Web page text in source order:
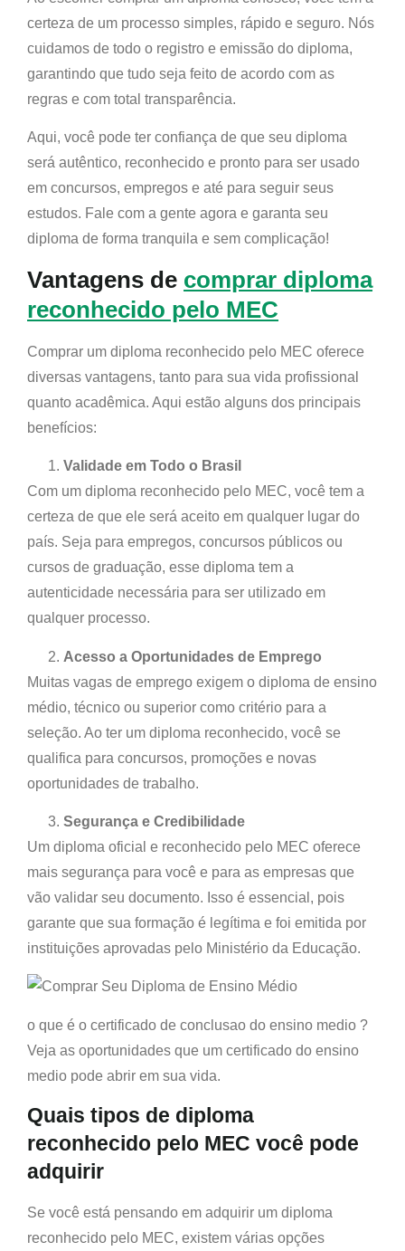
certeza de um processo simples, rápido e seguro. Nós
cuidamos de todo o registro e emissão do diploma,
garantindo que tudo seja feito de acordo com as
regras e com total transparência.
Aqui, você pode ter confiança de que seu diploma
será autêntico, reconhecido e pronto para ser usado
em concursos, empregos e até para seguir seus
estudos. Fale com a gente agora e garanta seu
diploma de forma tranquila e sem complicação!
Vantagens de comprar diploma
reconhecido pelo MEC
Comprar um diploma reconhecido pelo MEC oferece
diversas vantagens, tanto para sua vida profissional
quanto acadêmica. Aqui estão alguns dos principais
benefícios:
Validade em Todo o Brasil
Com um diploma reconhecido pelo MEC, você tem a
certeza de que ele será aceito em qualquer lugar do
país. Seja para empregos, concursos públicos ou
cursos de graduação, esse diploma tem a
autenticidade necessária para ser utilizado em
qualquer processo.
Acesso a Oportunidades de Emprego
Muitas vagas de emprego exigem o diploma de ensino
médio, técnico ou superior como critério para a
seleção. Ao ter um diploma reconhecido, você se
qualifica para concursos, promoções e novas
oportunidades de trabalho.
Segurança e Credibilidade
Um diploma oficial e reconhecido pelo MEC oferece
mais segurança para você e para as empresas que
vão validar seu documento. Isso é essencial, pois
garante que sua formação é legítima e foi emitida por
instituições aprovadas pelo Ministério da Educação.
o que é o certificado de conclusao do ensino medio ?
Veja as oportunidades que um certificado do ensino
medio pode abrir em sua vida.
Quais tipos de diploma
reconhecido pelo MEC você pode
adquirir
Se você está pensando em adquirir um diploma
reconhecido pelo MEC, existem várias opções